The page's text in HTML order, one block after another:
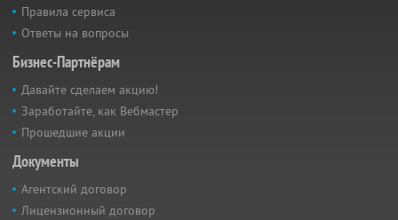
Правила сервиса
Ответы на вопросы
Бизнес-Партнёрам
Давайте сделаем акцию!
Заработайте, как Вебмастер
Прошедшие акции
Документы
Агентский договор
Лицензионный договор